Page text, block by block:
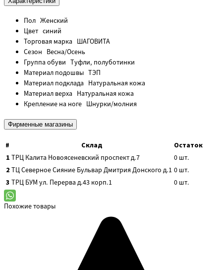
Пол Женский
Цвет синий
Торговая марка ШАГОВИТА
Сезон Весна/Осень
Группа обуви Туфли, полуботинки
Материал подошвы ТЭП
Материал подклада Натуральная кожа
Материал верха Натуральная кожа
Крепление на ноге Шнурки/молния
Фирменные магазины
# Склад
Остаток
1 ТРЦ Калита Новоясеневский проспект д.7 0 шт.
2 ТЦ Северное Сияние Бульвар Дмитрия Донского д.1 0 шт.
3 ТРЦ БУМ ул. Перерва д.43 корп.1 0 шт.
Похожие товары